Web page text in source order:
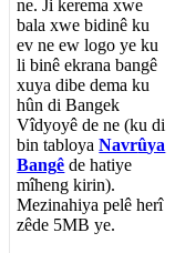
ne. Ji kerema xwe
bala xwe bidinê ku
ev ne ew logo ye ku
li binê ekrana bangê
xuya dibe dema ku
hûn di Bangek
Vîdyoyê de ne (ku di
bin tabloya Navrûya
Bangê de hatiye
mîheng kirin).
Mezinahiya pelê herî
zêde 5MB ye.